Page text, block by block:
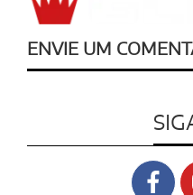
ENVIE UM